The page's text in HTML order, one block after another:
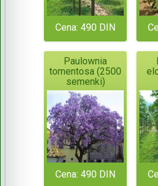
Cena: 490 DIN
Paulownia
tomentosa (2500
semenki)
Cena: 490 DIN